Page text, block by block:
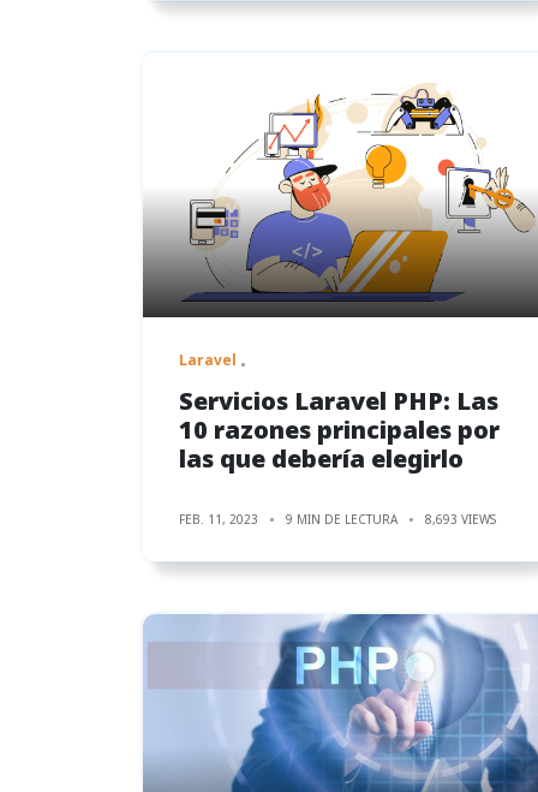
Laravel
Servicios Laravel PHP: Las
10 razones principales por
las que debería elegirlo
FEB. 11, 2023 9 MIN DE LECTURA 8,693 VIEWS